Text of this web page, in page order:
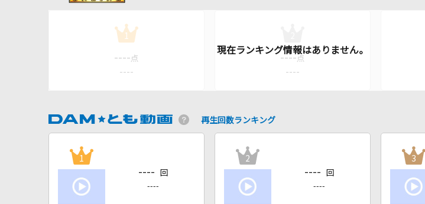
1
---- 点
----
---- 点
----
再生回数ランキング
1
---- 回
----
2
---- 回
----
3